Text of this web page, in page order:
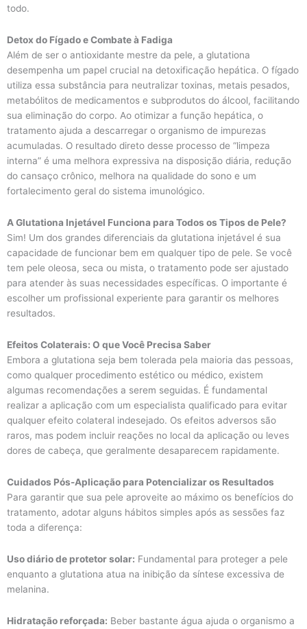
todo.
Detox do Fígado e Combate à Fadiga
Além de ser o antioxidante mestre da pele, a glutationa
desempenha um papel crucial na detoxificação hepática. O fígado
utiliza essa substância para neutralizar toxinas, metais pesados,
metabólitos de medicamentos e subprodutos do álcool, facilitando
sua eliminação do corpo. Ao otimizar a função hepática, o
tratamento ajuda a descarregar o organismo de impurezas
acumuladas. O resultado direto desse processo de “limpeza
interna” é uma melhora expressiva na disposição diária, redução
do cansaço crônico, melhora na qualidade do sono e um
fortalecimento geral do sistema imunológico.
A Glutationa Injetável Funciona para Todos os Tipos de Pele?
Sim! Um dos grandes diferenciais da glutationa injetável é sua
capacidade de funcionar bem em qualquer tipo de pele. Se você
tem pele oleosa, seca ou mista, o tratamento pode ser ajustado
para atender às suas necessidades específicas. O importante é
escolher um profissional experiente para garantir os melhores
resultados.
Efeitos Colaterais: O que Você Precisa Saber
Embora a glutationa seja bem tolerada pela maioria das pessoas,
como qualquer procedimento estético ou médico, existem
algumas recomendações a serem seguidas. É fundamental
realizar a aplicação com um especialista qualificado para evitar
qualquer efeito colateral indesejado. Os efeitos adversos são
raros, mas podem incluir reações no local da aplicação ou leves
dores de cabeça, que geralmente desaparecem rapidamente.
Cuidados Pós-Aplicação para Potencializar os Resultados
Para garantir que sua pele aproveite ao máximo os benefícios do
tratamento, adotar alguns hábitos simples após as sessões faz
toda a diferença:
Uso diário de protetor solar: Fundamental para proteger a pele
enquanto a glutationa atua na inibição da síntese excessiva de
melanina.
Hidratação reforçada: Beber bastante água ajuda o organismo a